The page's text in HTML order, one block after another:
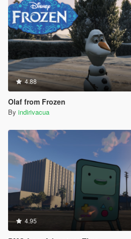
4.88
Olaf from Frozen
By indirivacua
4.95